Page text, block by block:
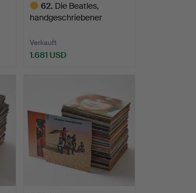
62. Die Beatles,
handgeschriebener
Verkauft
1.681 USD